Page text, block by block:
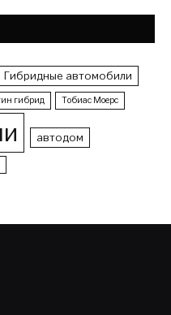
Гибридные автомобили
гибрид Тобиас Моерс
автодом